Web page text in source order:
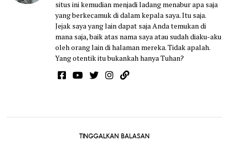
situs ini kemudian menjadi ladang menabur apa saja
yang berkecamuk di dalam kepala saya. Itu saja.
Jejak saya yang lain dapat saja Anda temukan di
mana saja, baik atas nama saya atau sudah diaku-aku
oleh orang lain di halaman mereka. Tidak apalah.
Yang otentik itu bukankah hanya Tuhan?
TINGGALKAN BALASAN